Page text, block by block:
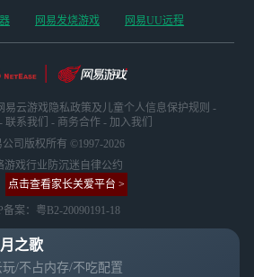
之歌
玩/不占内存/不吃配置
网易发烧游戏 网易UU远程
易云游戏隐私政策及儿童个人信息保护规则 -
- 联系我们 - 商务合作 - 加入我们
公司版权所有 ©1997-2026
游戏行业防沉迷自律公约
点击查看家长关爱平台 >
备案：粤B2-20090191-18